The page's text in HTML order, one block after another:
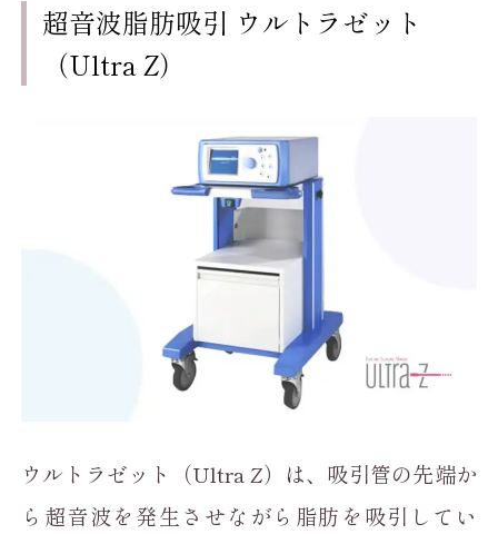
超音波脂肪吸引 ウルトラゼット
（Ultra Z）
ウルトラゼット（Ultra Z）は、吸引管の先端か
ら超音波を発生させながら脂肪を吸引してい